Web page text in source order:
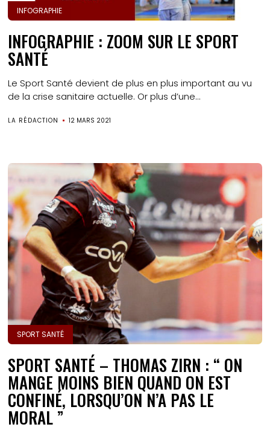
INFOGRAPHIE
INFOGRAPHIE : ZOOM SUR LE SPORT
SANTÉ
Le Sport Santé devient de plus en plus important au vu
de la crise sanitaire actuelle. Or plus d’une...
LA RÉDACTION 12 MARS 2021
SPORT SANTÉ
SPORT SANTÉ – THOMAS ZIRN : “ ON
MANGE MOINS BIEN QUAND ON EST
CONFINÉ, LORSQU’ON N’A PAS LE
MORAL ”